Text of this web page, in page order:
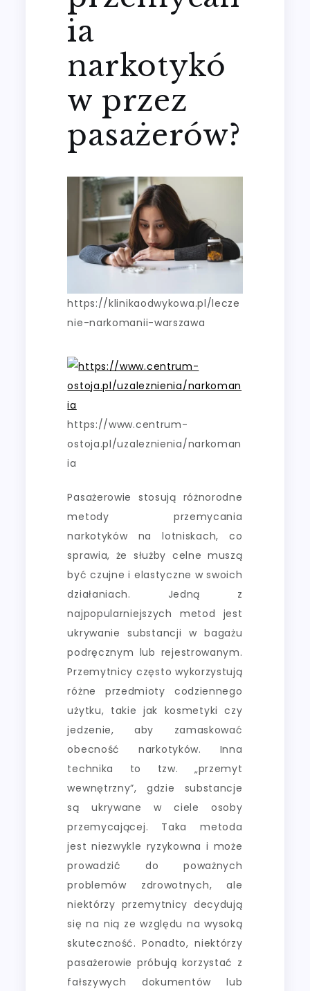
ia
narkotykó
w przez
pasażerów?
https://klinikaodwykowa.pl/lecze
nie-narkomanii-warszawa
https://www.centrum-
ostoja.pl/uzaleznienia/narkoman
ia
Pasażerowie stosują różnorodne
metody przemycania
narkotyków na lotniskach, co
sprawia, że służby celne muszą
być czujne i elastyczne w swoich
działaniach. Jedną z
najpopularniejszych metod jest
ukrywanie substancji w bagażu
podręcznym lub rejestrowanym.
Przemytnicy często wykorzystują
różne przedmioty codziennego
użytku, takie jak kosmetyki czy
jedzenie, aby zamaskować
obecność narkotyków. Inna
technika to tzw. „przemyt
wewnętrzny”, gdzie substancje
są ukrywane w ciele osoby
przemycającej. Taka metoda
jest niezwykle ryzykowna i może
prowadzić do poważnych
problemów zdrowotnych, ale
niektórzy przemytnicy decydują
się na nią ze względu na wysoką
skuteczność. Ponadto, niektórzy
pasażerowie próbują korzystać z
fałszywych dokumentów lub